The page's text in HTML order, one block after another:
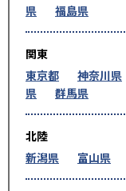
県
福島県
関東
東京都
神奈川県
県
群馬県
北陸
新潟県
富山県